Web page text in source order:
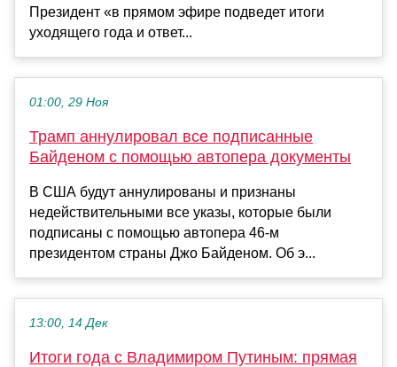
Президент «в прямом эфире подведет итоги
уходящего года и ответ...
01:00, 29 Ноя
Трамп аннулировал все подписанные
Байденом с помощью автопера документы
В США будут аннулированы и признаны
недействительными все указы, которые были
подписаны с помощью автопера 46-м
президентом страны Джо Байденом. Об э...
13:00, 14 Дек
Итоги года с Владимиром Путиным: прямая